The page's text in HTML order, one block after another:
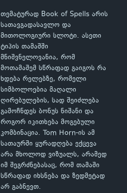
თემატურად Book of Spells არის
სათავგადასავლო და
მითოლოგიური სლოტი. ასეთი
ტიპის თამაშში
მნიშვნელოვანია, რომ
მოთამაშემ სწრაფად გაიგოს რა
ხდება რელებზე, რომელი
სიმბოლოებია მაღალი
ღირებულების, სად შეიძლება
გამოჩნდეს ბონუს ნიშანი და
როგორ იკითხება მოგებული
კომბინაცია. Tom Horn-ის ამ
სათაურში ყურადღება ექცევა
არა მხოლოდ ვიზუალს, არამედ
იმ შეგრძნებასაც, რომ თამაში
სწრაფად იხსნება და ზედმეტად
არ გაბნევთ.